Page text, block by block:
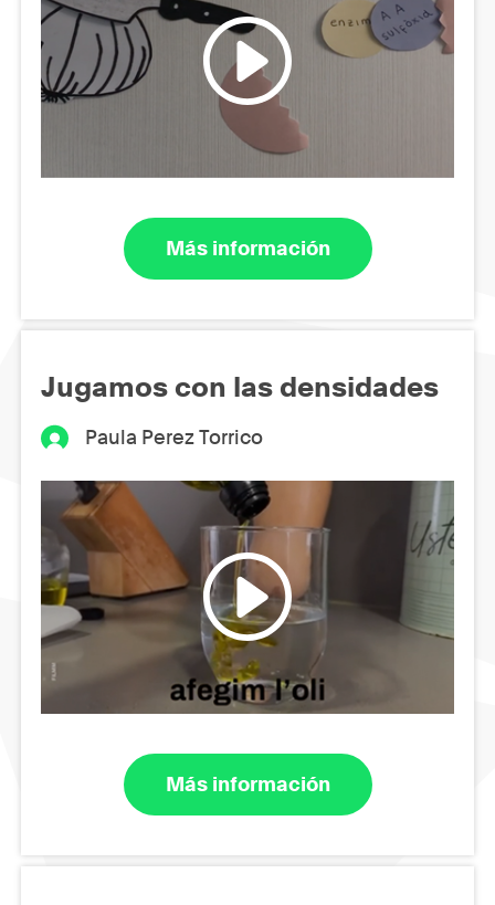
Más información
Jugamos con las densidades
Paula Perez Torrico
Más información